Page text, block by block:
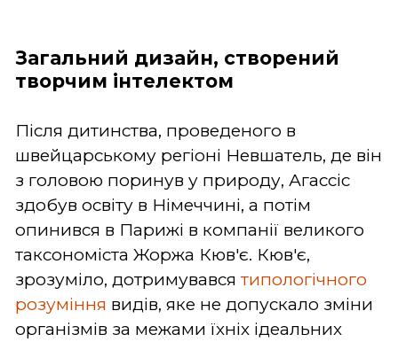
Загальний дизайн, створений
творчим інтелектом
Після дитинства, проведеного в
швейцарському регіоні Невшатель, де він
з головою поринув у природу, Агассіс
здобув освіту в Німеччині, а потім
опинився в Парижі в компанії великого
таксономіста Жоржа Кюв'є. Кюв'є,
зрозуміло, дотримувався типологічного
розуміння видів, яке не допускало зміни
організмів за межами їхніх ідеальних